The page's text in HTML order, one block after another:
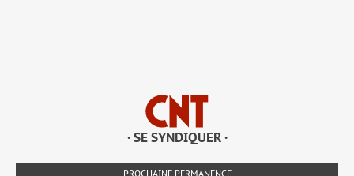
· SE SYNDIQUER ·
PROCHAINE PERMANENCE